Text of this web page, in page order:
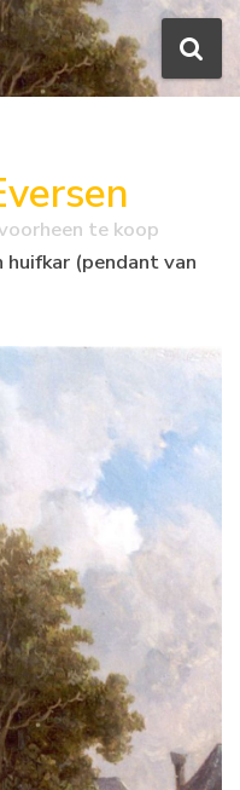
te koop
(pendant van